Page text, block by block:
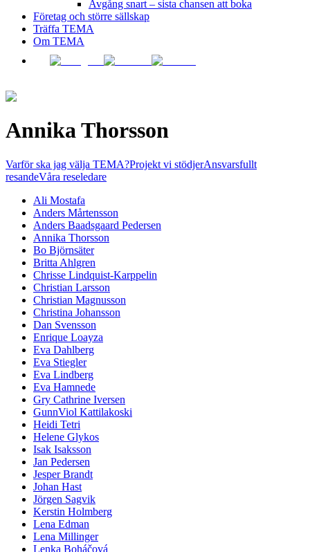
Avgång snart – sista chansen att boka
Företag och större sällskap
Träffa TEMA
Om TEMA
Annika Thorsson
Varför ska jag välja TEMA?Projekt vi stödjerAnsvarsfullt
resandeVåra reseledare
Ali Mostafa
Anders Mårtensson
Anders Baadsgaard Pedersen
Annika Thorsson
Bo Björnsäter
Britta Ahlgren
Chrisse Lindquist-Karppelin
Christian Larsson
Christian Magnusson
Christina Johansson
Dan Svensson
Enrique Loayza
Eva Dahlberg
Eva Stiegler
Eva Lindberg
Eva Hamnede
Gry Cathrine Iversen
GunnViol Kattilakoski
Heidi Tetri
Helene Glykos
Isak Isaksson
Jan Pedersen
Jesper Brandt
Johan Hast
Jörgen Sagvik
Kerstin Holmberg
Lena Edman
Lena Millinger
Lenka Boháčová